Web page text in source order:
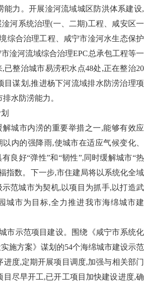
能力。开展淦河流域城区防洪体系建设,
河系统治理(一、二期)工程、咸安区一
综合治理工程、咸宁市淦河水生态保护
淦河流域综合治理EPC总承包工程等一
已整治城市易涝积水点48处,正在整治20
目谋划,推进杨下河流域排水防涝治理项
水防涝能力。
城市内涝的重要举措之一,能够有效应
内的强降雨,使城市在适应气候变化、
良好“弹性”和“韧性”,同时缓解城市“热
指数。下一步,市住建局将以系统化全域
范城市为契机,以项目为抓手,以打造武
城市为目标,全力推进我市海绵城市建
市示范项目建设。围绕《咸宁市系统化
施方案》谋划的54个海绵城市建设示范
进度,定期开展项目调度,加强与相关部门
目尽早开工,已开工项目加快建设进度,确